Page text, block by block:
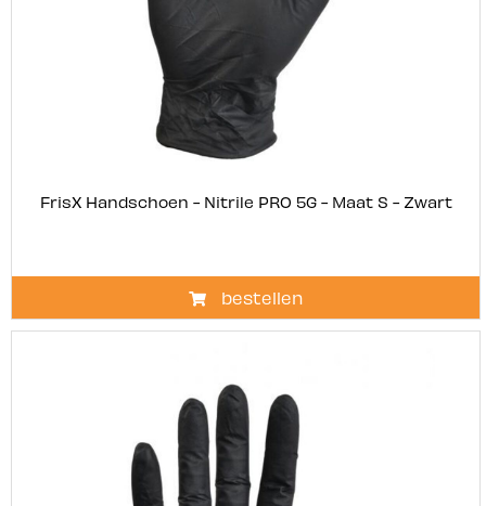
FrisX Handschoen - Nitrile PRO 5G - Maat S - Zwart
bestellen